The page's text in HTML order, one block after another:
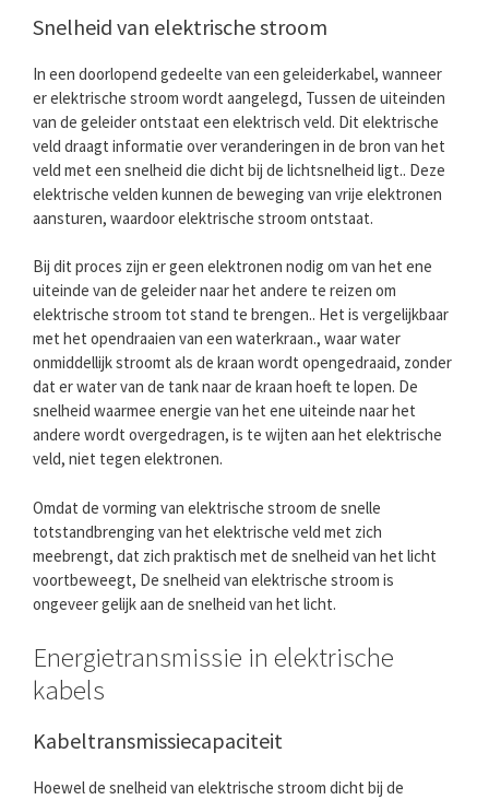
Snelheid van elektrische stroom
In een doorlopend gedeelte van een geleiderkabel, wanneer
er elektrische stroom wordt aangelegd, Tussen de uiteinden
van de geleider ontstaat een elektrisch veld. Dit elektrische
veld draagt ​​informatie over veranderingen in de bron van het
veld met een snelheid die dicht bij de lichtsnelheid ligt.. Deze
elektrische velden kunnen de beweging van vrije elektronen
aansturen, waardoor elektrische stroom ontstaat.
Bij dit proces zijn er geen elektronen nodig om van het ene
uiteinde van de geleider naar het andere te reizen om
elektrische stroom tot stand te brengen.. Het is vergelijkbaar
met het opendraaien van een waterkraan., waar water
onmiddellijk stroomt als de kraan wordt opengedraaid, zonder
dat er water van de tank naar de kraan hoeft te lopen. De
snelheid waarmee energie van het ene uiteinde naar het
andere wordt overgedragen, is te wijten aan het elektrische
veld, niet tegen elektronen.
Omdat de vorming van elektrische stroom de snelle
totstandbrenging van het elektrische veld met zich
meebrengt, dat zich praktisch met de snelheid van het licht
voortbeweegt, De snelheid van elektrische stroom is
ongeveer gelijk aan de snelheid van het licht.
Energietransmissie in elektrische
kabels
Kabeltransmissiecapaciteit
Hoewel de snelheid van elektrische stroom dicht bij de